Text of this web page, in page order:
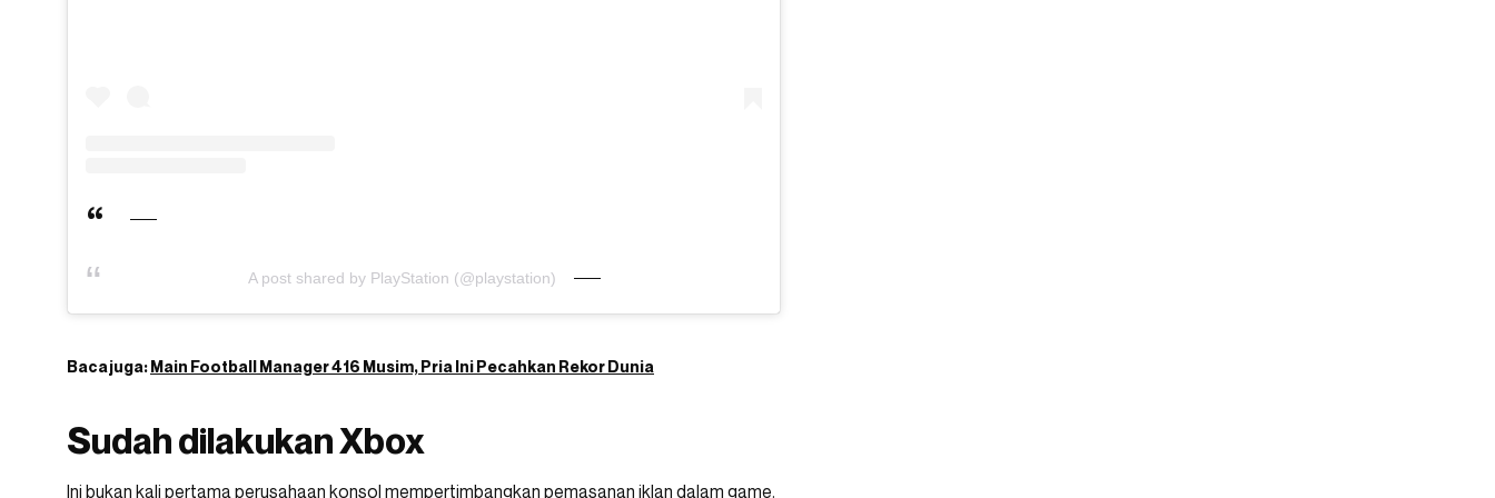
A post shared by PlayStation (@playstation)
Baca juga:Main Football Manager 416 Musim, Pria Ini Pecahkan Rekor Dunia
Sudah dilakukan Xbox
Ini bukan kali pertama perusahaan konsol mempertimbangkan pemasanan iklan dalam game.